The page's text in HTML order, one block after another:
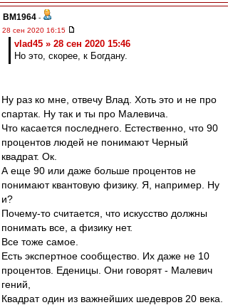
BM1964 -
28 сен 2020 16:15
vlad45 » 28 сен 2020 15:46
Но это, скорее, к Богдану.
Ну раз ко мне, отвечу Влад. Хоть это и не про
спартак. Ну так и ты про Малевича.
Что касается последнего. Естественно, что 90
процентов людей не понимают Черный
квадрат. Ок.
А еще 90 или даже больше процентов не
понимают квантовую физику. Я, например. Ну
и?
Почему-то считается, что искусство должны
понимать все, а физику нет.
Все тоже самое.
Есть экспертное сообщество. Их даже не 10
процентов. Еденицы. Они говорят - Малевич
гений,
Квадрат один из важнейших шедевров 20 века.